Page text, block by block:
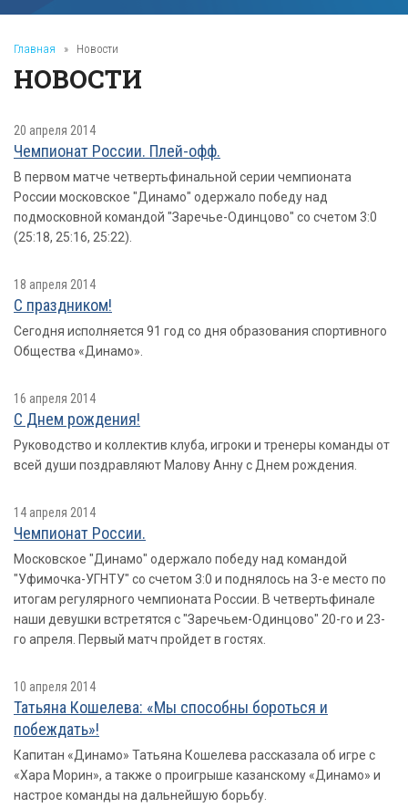
Главная » Новости
НОВОСТИ
20 апреля 2014
Чемпионат России. Плей-офф.
В первом матче четвертьфинальной серии чемпионата
России московское "Динамо" одержало победу над
подмосковной командой "Заречье-Одинцово" со счетом 3:0
(25:18, 25:16, 25:22).
18 апреля 2014
С праздником!
Сегодня исполняется 91 год со дня образования спортивного
Общества «Динамо».
16 апреля 2014
С Днем рождения!
Руководство и коллектив клуба, игроки и тренеры команды от
всей души поздравляют Малову Анну с Днем рождения.
14 апреля 2014
Чемпионат России.
Московское "Динамо" одержало победу над командой
"Уфимочка-УГНТУ" со счетом 3:0 и поднялось на 3-е место по
итогам регулярного чемпионата России. В четвертьфинале
наши девушки встретятся с "Заречьем-Одинцово" 20-го и 23-
го апреля. Первый матч пройдет в гостях.
10 апреля 2014
Татьяна Кошелева: «Мы способны бороться и
побеждать»!
Капитан «Динамо» Татьяна Кошелева рассказала об игре с
«Хара Морин», а также о проигрыше казанскому «Динамо» и
настрое команды на дальнейшую борьбу.